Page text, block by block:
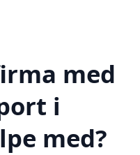
med
i
med?